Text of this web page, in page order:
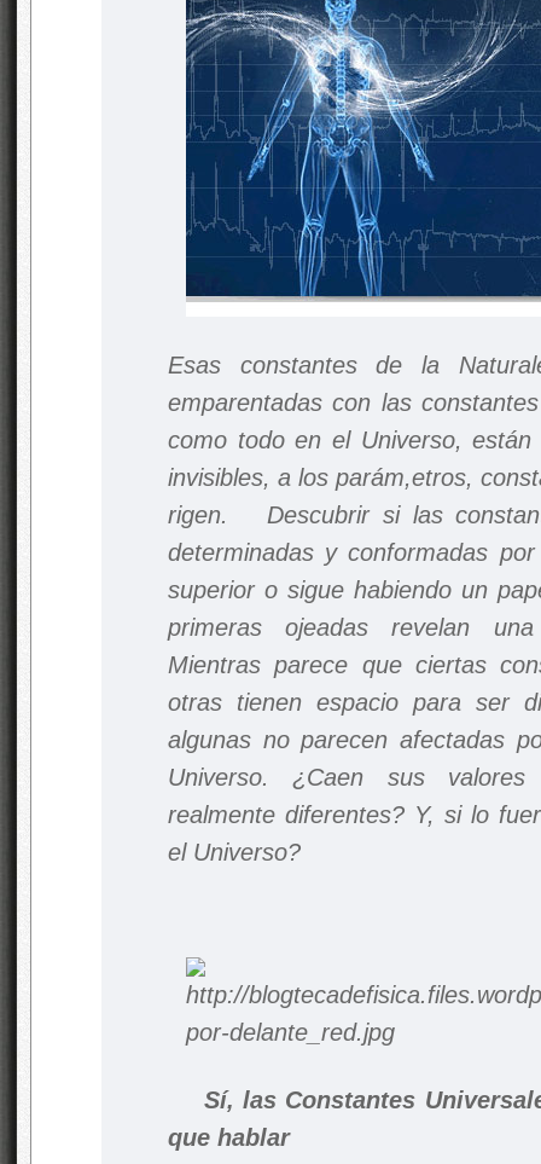
Esas constantes de la
emparentadas con las
como todo en el Universo,
invisibles, a los parám,etros,
rigen. Descubrir si las
determinadas y conformadas
superior o sigue habiendo un
primeras ojeadas revelan
Mientras parece que ciertas
otras tienen espacio para ser
algunas no parecen afectadas
Universo. ¿Caen sus
realmente diferentes? Y, si lo
el Universo?
Sí, las Constantes
que hablar